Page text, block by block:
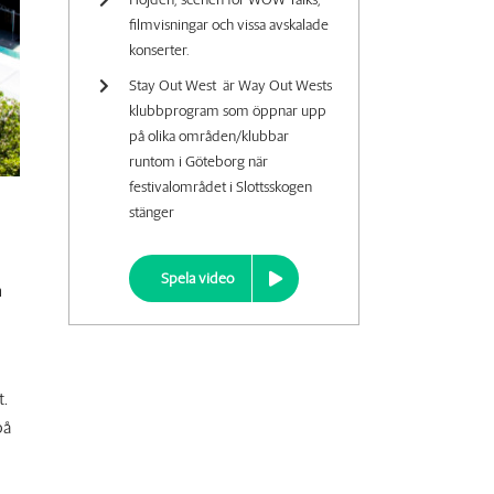
filmvisningar och vissa avskalade
konserter.
Stay Out West är Way Out Wests
klubbprogram som öppnar upp
på olika områden/klubbar
runtom i Göteborg när
festivalområdet i Slottsskogen
stänger
Spela video